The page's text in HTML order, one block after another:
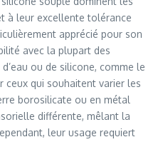
à leur excellente tolérance
apprécié pour son
avec la plupart des
ou de silicone, comme le
ceux qui souhaitent varier les
borosilicate ou en métal
différente, mêlant la
leur usage requiert